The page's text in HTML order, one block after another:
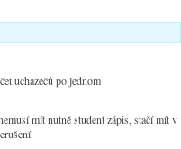
uchazečů po jednom
mít nutně student zápis, stačí mít v